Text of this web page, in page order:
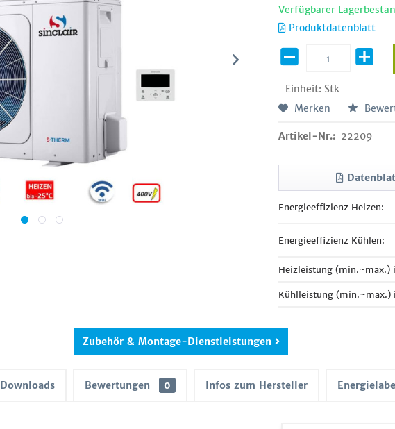
Verfügbarer
Produktdatenblatt
Einheit: Stk
Merken
Artikel-Nr.: 22209
Energieeffizienz Heizen:
Energieeffizienz Kühlen:
Heizleistung (min.~max.)
Kühlleistung (min.~max.)
Zubehör & Montage-Dienstleistungen
Downloads Bewertungen 0 Infos zum Hersteller